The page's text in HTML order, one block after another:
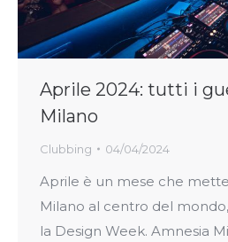
Aprile 2024: tutti i
Milano
Clubbing 04/04/2024
Aprile è un mese che
Milano al centro del
la Design Week. Amnesia